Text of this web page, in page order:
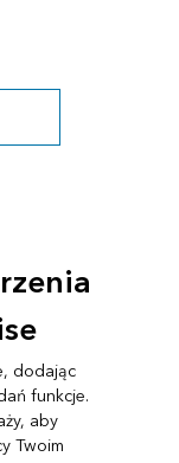
dodając
funkcje.
aby
Twoim